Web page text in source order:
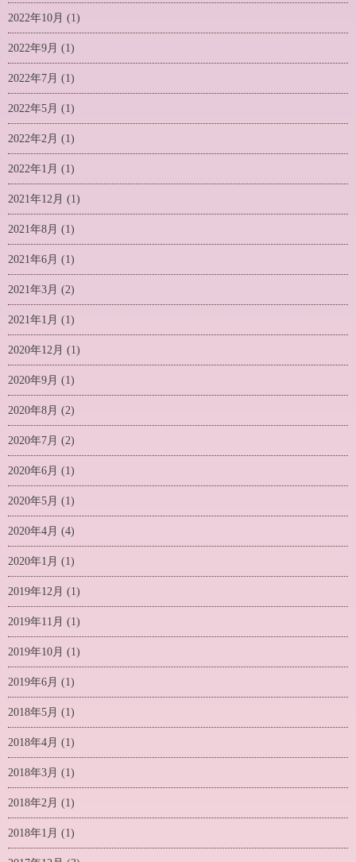
2022年10月 (1)
2022年9月 (1)
2022年7月 (1)
2022年5月 (1)
2022年2月 (1)
2022年1月 (1)
2021年12月 (1)
2021年8月 (1)
2021年6月 (1)
2021年3月 (2)
2021年1月 (1)
2020年12月 (1)
2020年9月 (1)
2020年8月 (2)
2020年7月 (2)
2020年6月 (1)
2020年5月 (1)
2020年4月 (4)
2020年1月 (1)
2019年12月 (1)
2019年11月 (1)
2019年10月 (1)
2019年6月 (1)
2018年5月 (1)
2018年4月 (1)
2018年3月 (1)
2018年2月 (1)
2018年1月 (1)